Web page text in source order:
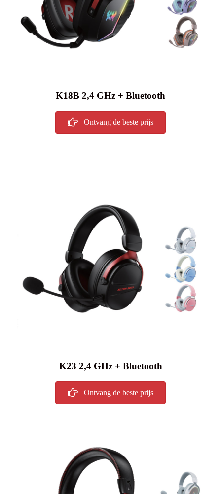
K18B 2,4 GHz + Bluetooth
Ontvang de beste prijs
K23 2,4 GHz + Bluetooth
Ontvang de beste prijs